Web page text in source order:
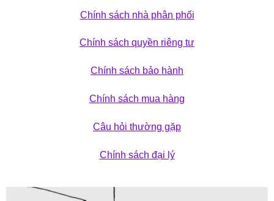
Chính sách nhà phân phối
Chính sách quyền riêng tư
Chính sách bảo hành
Chính sách mua hàng
Câu hỏi thường gặp
Chính sách đại lý